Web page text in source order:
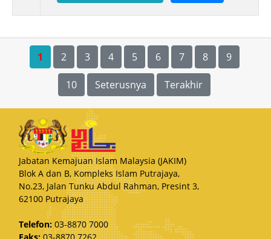
1 2 3 4 5 6 7 8 9
10 Seterusnya Terakhir
Jabatan Kemajuan Islam Malaysia (JAKIM)
Blok A dan B, Kompleks Islam Putrajaya,
No.23, Jalan Tunku Abdul Rahman, Presint 3,
62100 Putrajaya
Telefon: 03-8870 7000